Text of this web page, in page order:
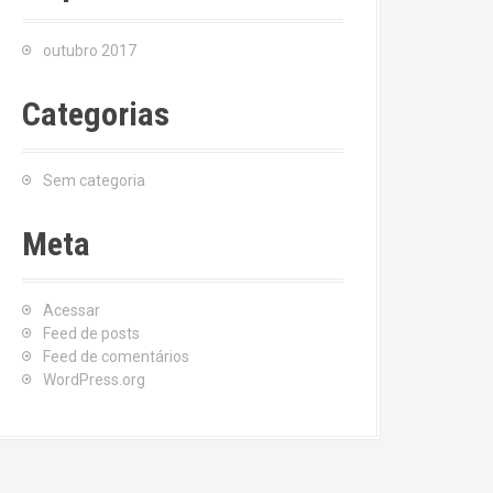
outubro 2017
Categorias
Sem categoria
Meta
Acessar
Feed de posts
Feed de comentários
WordPress.org